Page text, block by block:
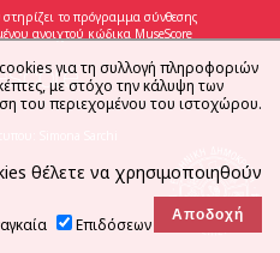
το πρόγραμμα σύνθεσης
ανοιχτού κώδικα MuseScore
για τη συλλογή πληροφοριών
με στόχο την κάλυψη των
του περιεχομένου του ιστοχώρου.
θέλετε να χρησιμοποιηθούν
Επιδόσεων